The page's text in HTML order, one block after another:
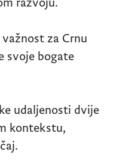
razvoju.
za Crnu
svoje bogate
udaljenosti dvije
kontekstu,